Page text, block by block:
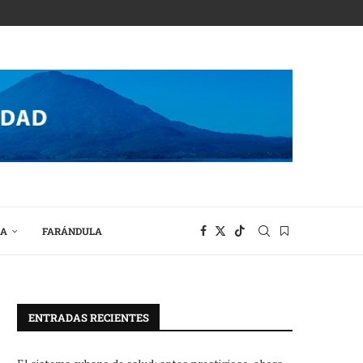
FARÁNDULA
ENTRADAS RECIENTES